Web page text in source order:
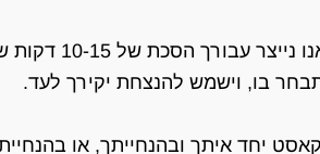
כחלק משירות
בו, וישמש להנצחת יקירך לעד.
יחד איתך ובהנחייתך, או